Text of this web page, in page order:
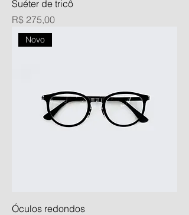
Suéter de tricô
Preço
R$ 275,00
Novo
Óculos redondos